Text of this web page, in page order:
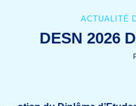
ACTUALITÉ
DESN 2026